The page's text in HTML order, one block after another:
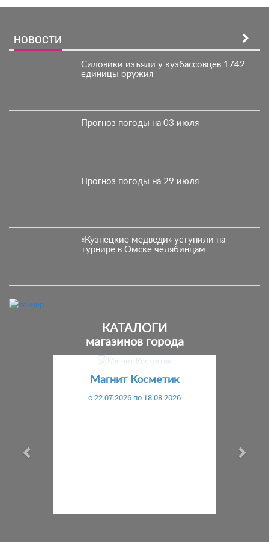
НОВОСТИ
Силовики изъяли у кузбассовцев 1742
единицы оружия
Прогноз погоды на 03 июля
Прогноз погоды на 29 июля
«Кузнецкие медведи» уступили на
турнире в Омске челябинцам.
КАТАЛОГИ
магазинов города
Магнит Косметик
c 22.07.2026 по 18.08.2026